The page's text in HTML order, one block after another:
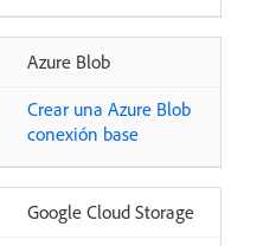
Azure Blob
Crear una Azure Blob
conexión base
Google Cloud Storage